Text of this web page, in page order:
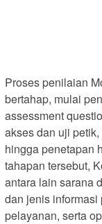
Proses penilaian
bertahap, mulai
assessment
akses dan uji
hingga penetapan
tahapan tersebut,
antara lain sarana
dan jenis
pelayanan, serta